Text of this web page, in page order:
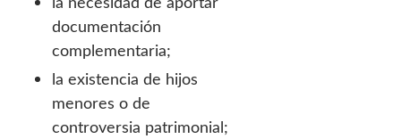
documentación
complementaria;
la existencia de hijos
menores o de
controversia patrimonial;